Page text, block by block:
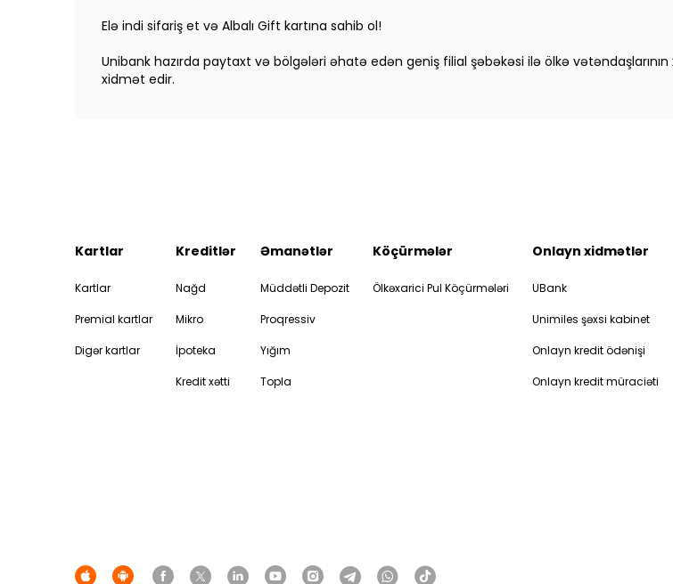
Elə indi sifariş et və Albalı Gift kartına sahib ol!
Unibank hazırda paytaxt və bölgələri əhatə edən geniş filial şəbəkəsi ilə ölkə
xidmət edir.
Kartlar
Kartlar
Premial kartlar
Digər kartlar
Kreditlər
Nağd
Mikro
İpoteka
Kredit xətti
Əmanətlər
Müddətli Depozit
Proqressiv
Yığım
Topla
Köçürmələr
Ölkəxarici Pul Köçürmələri
Onlayn xidmətlər
UBank
Unimiles şəxsi kabinet
Onlayn kredit ödənişi
Onlayn kredit müraciəti